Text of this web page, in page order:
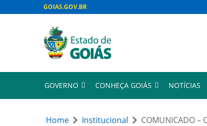
GOIAS.GOV.BR
GOVERNO CONHEÇA GOIÁS NOTÍCIAS
Home Institucional COMUNICADO